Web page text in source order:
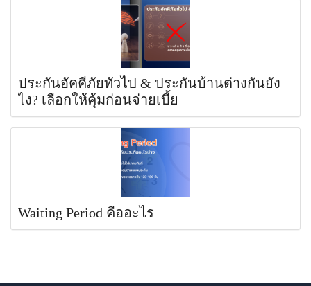
ประกันอัคคีภัยทั่วไป & ประกันบ้านต่างกันยัง
ไง? เลือกให้คุ้มก่อนจ่ายเบี้ย
Waiting Period คืออะไร